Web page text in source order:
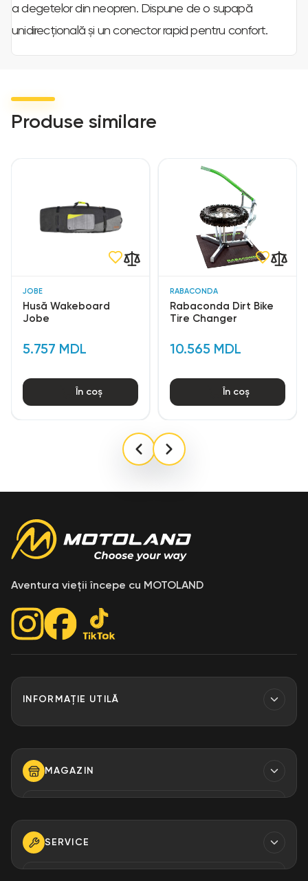
a degetelor din neopren. Dispune de o supapă
unidirecțională și un conector rapid pentru confort.
Produse similare
JOBE
Husă Wakeboard
Jobe
5.757 MDL
În coș
RABACONDA
Rabaconda Dirt Bike
Tire Changer
10.565 MDL
În coș
Aventura vieții începe cu MOTOLAND
INFORMAȚIE UTILĂ
Despre Noi
MAGAZIN
+373 79 923 304
+373 79 923 306
SERVICE